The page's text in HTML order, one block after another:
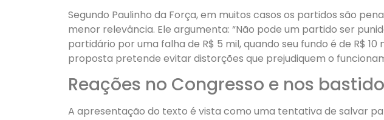
Segundo Paulinho da Força, em muitos casos os partidos são
menor relevância. Ele argumenta: “Não pode um partido ser
partidário por uma falha de R$ 5 mil, quando seu fundo é de R$ 10
proposta pretende evitar distorções que prejudiquem o
Reações no Congresso e nos
A apresentação do texto é vista como uma tentativa de salvar